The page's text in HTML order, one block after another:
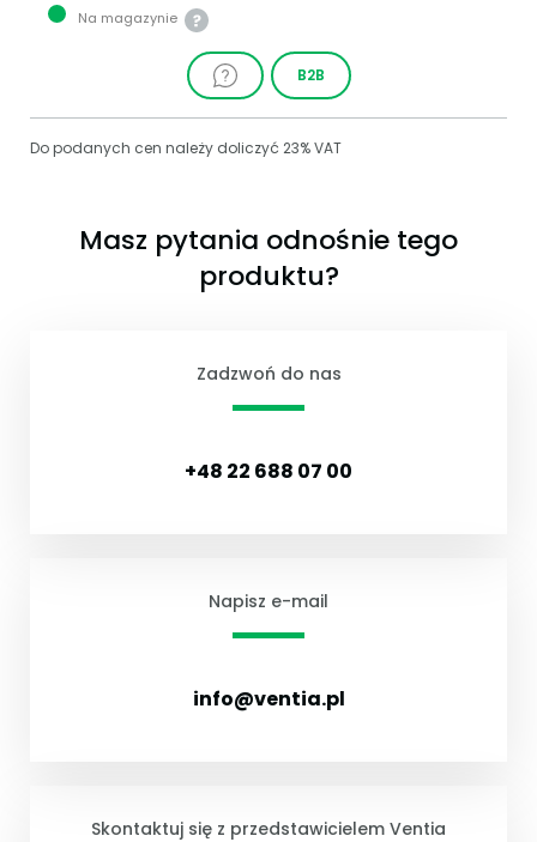
Na magazynie
B2B
Do podanych cen należy doliczyć 23% VAT
Masz pytania odnośnie tego
produktu?
Zadzwoń do nas
+48 22 688 07 00
Napisz e-mail
info@ventia.pl
Skontaktuj się z przedstawicielem Ventia